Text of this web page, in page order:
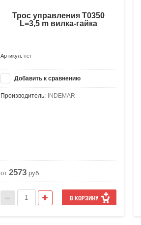
Трос управления Т0350
L=3,5 m вилка-гайка
Артикул: нет
Добавить к сравнению
Производитель: INDEMAR
от 2573руб.
В КОРЗИНУ